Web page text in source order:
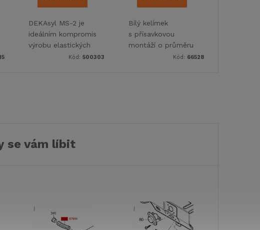
DEKAsyl MS-2 je
ideálním kompromisem mezi lepidlem a tmelem pro
výrobu elastických
Kód: 500303
Bílý kelímek
s přísavkovou
montáží o průměru
11 cm a výšce 11 cm
Kód: 66528
se vám líbit